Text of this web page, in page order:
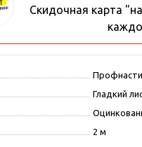
Скидочная карта
Гладкий
2 м